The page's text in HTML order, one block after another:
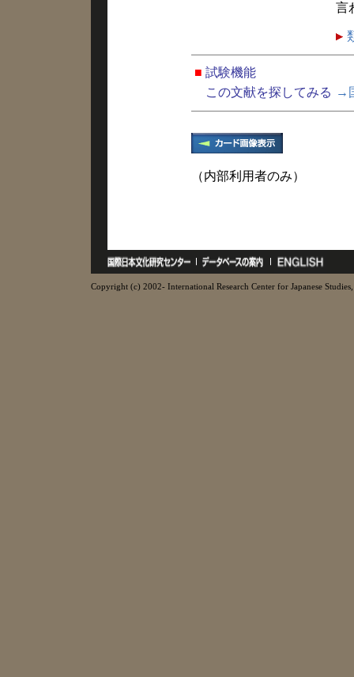
言
■ 試験機能
この文献を探してみる →
（内部利用者のみ）
Copyright (c) 2002- International Research Center for Japanese